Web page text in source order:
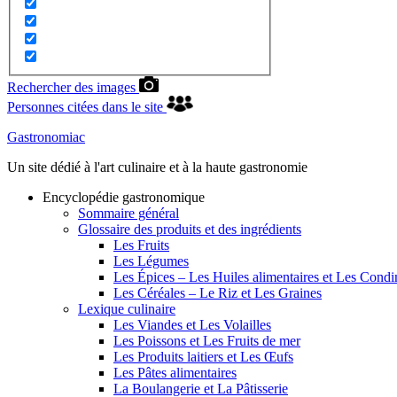
Rechercher des images
Personnes citées dans le site
Gastronomiac
Un site dédié à l'art culinaire et à la haute gastronomie
Encyclopédie gastronomique
Sommaire général
Glossaire des produits et des ingrédients
Les Fruits
Les Légumes
Les Épices – Les Huiles alimentaires et Les
Les Céréales – Le Riz et Les Graines
Lexique culinaire
Les Viandes et Les Volailles
Les Poissons et Les Fruits de mer
Les Produits laitiers et Les Œufs
Les Pâtes alimentaires
La Boulangerie et La Pâtisserie